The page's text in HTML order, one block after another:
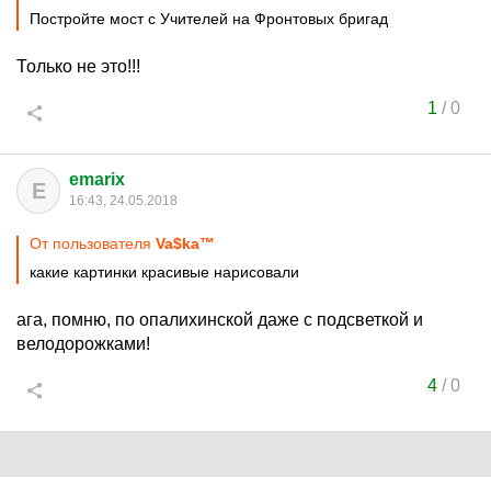
Постройте мост с Учителей на Фронтовых бригад
Только не это!!!
1 /0
E emarix
16:43, 24.05.2018
От пользователя Va$ka™
какие картинки красивые нарисовали
ага, помню, по опалихинской даже с подсветкой и
велодорожками!
4/0